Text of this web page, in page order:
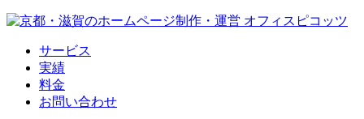
サービス
実績
料金
お問い合わせ